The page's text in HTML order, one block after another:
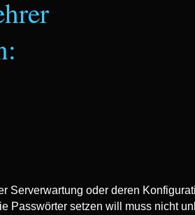
Serverwartung oder deren
Passwörter setzen will muss nicht